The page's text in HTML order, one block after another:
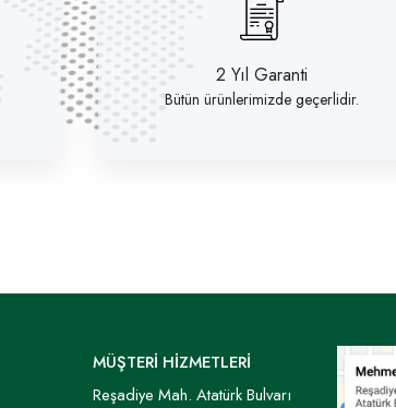
2 Yıl Garanti
Bütün ürünlerimizde geçerlidir.
MÜŞTERİ HİZMETLERİ
Reşadiye Mah. Atatürk Bulvarı